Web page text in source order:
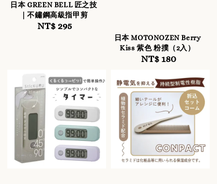
日本 GREEN BELL 匠之技
｜不鏽鋼高級指甲剪
Regular
NT$ 295
日本 MOTONOZEN Berry
Kiss 紫色 粉撲（2入）
Regular
NT$ 180